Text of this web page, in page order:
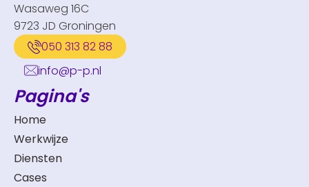
Wasaweg 16C
9723 JD Groningen
050 313 82 88
info@p-p.nl
Pagina's
Home
Werkwijze
Diensten
Cases